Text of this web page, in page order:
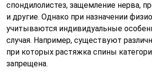
спондилолистез, защемление нерва,
и другие. Однако при назначении
учитываются индивидуальные
случая. Например, существуют
при которых растяжка спины
запрещена.